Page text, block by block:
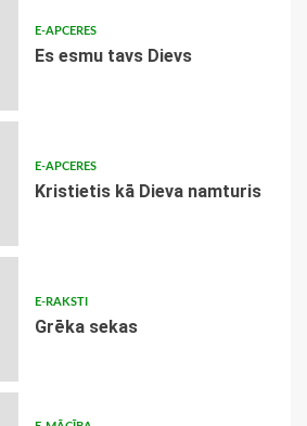
E-APCERES
Es esmu tavs Dievs
E-APCERES
Kristietis kā Dieva namturis
E-RAKSTI
Grēka sekas